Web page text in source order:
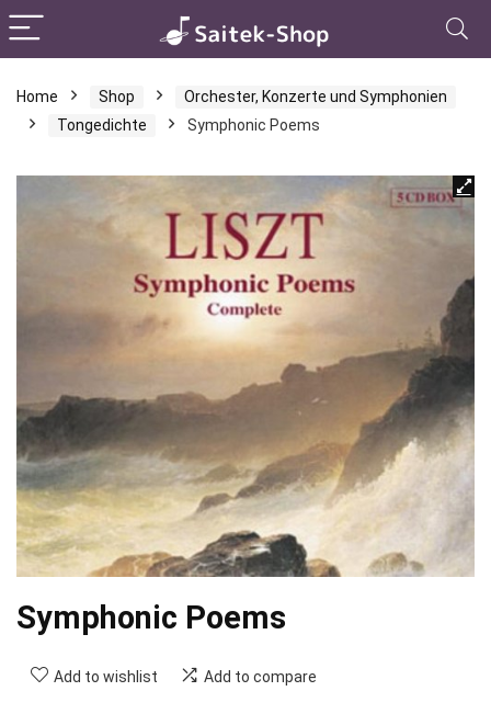
Home Shop
Orchester, Konzerte und Symphonien
Tongedichte
Symphonic Poems
Symphonic Poems
Add to wishlist Add to compare